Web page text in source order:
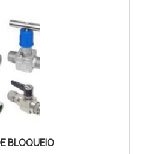
do medidor de
do rotor
de
fluído no
adicionais
vazão possui
BLOQUEIO